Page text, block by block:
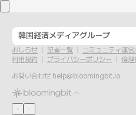
韓国経済メディアグループ
おしらせ 記者一覧
コミュニティ運営
利用規約
プライバシーポリシー
倫
お問い合わせ help@bloomingbit.io